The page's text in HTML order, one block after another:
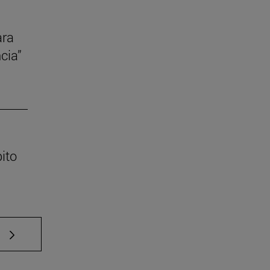
TAB para desplazarse.